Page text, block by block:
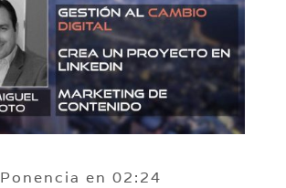
Ponencia en 02:24